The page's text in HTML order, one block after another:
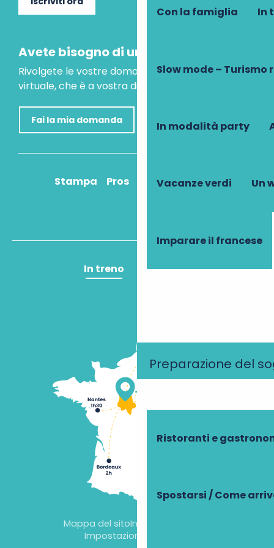
Con la famiglia In
Slow mode – Turismo
In modalità party
Vacanze verdi Un
Imparare il francese
Preparazione del
Ristoranti e
Spostarsi / Come
Avete bisogno di un consiglio?
Rivolgete le vostre domande al nostro assistente
virtuale, che è a vostra disposizione per aiutarvi.
Fai la mia domanda
Stampa Pros Come ci arrivo?
In treno In aereo
Mappa del sitoInformazioni legali
Impostazioni dei cookie